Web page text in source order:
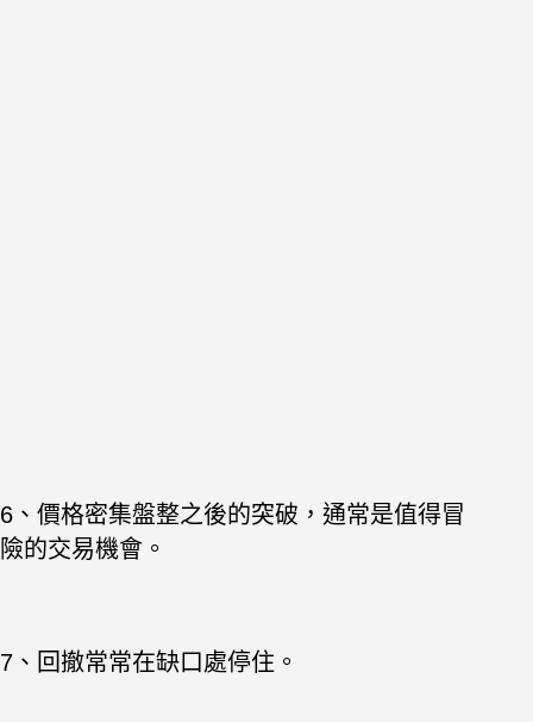
6、價格密集盤整之後的突破，通常是值得冒
險的交易機會。
7、回撤常常在缺口處停住。